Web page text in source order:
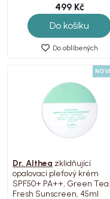
499 Kč
Do košíku
Do oblíbených
Dr. Althea zklidňující
opalovací pleťový krém
SPF50+ PA++, Green Tea
Fresh Sunscreen, 45ml